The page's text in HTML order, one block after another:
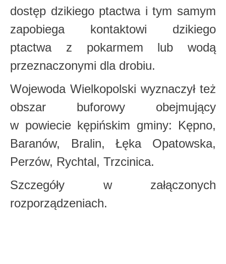
dostęp dzikiego ptactwa i tym samym
zapobiega kontaktowi dzikiego
ptactwa z pokarmem lub wodą
przeznaczonymi dla drobiu.
Wojewoda Wielkopolski wyznaczył też
obszar buforowy obejmujący
w powiecie kępińskim gminy: Kępno,
Baranów, Bralin, Łęka Opatowska,
Perzów, Rychtal, Trzcinica.
Szczegóły w załączonych
rozporządzeniach.